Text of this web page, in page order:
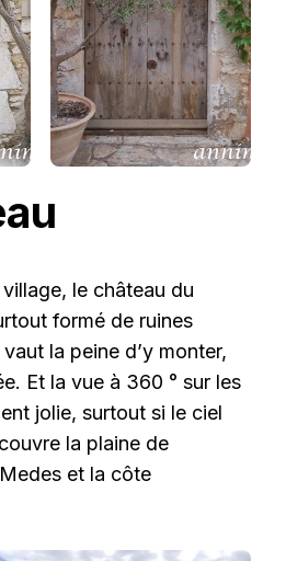
le château du
formé de ruines
la peine d’y monter,
Et la vue à 360 ° sur les
jolie, surtout si le ciel
la plaine de
et la côte